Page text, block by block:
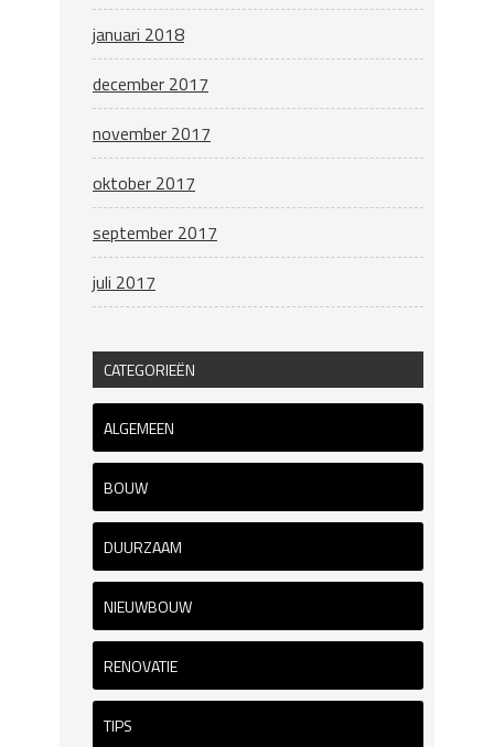
januari 2018
december 2017
november 2017
oktober 2017
september 2017
juli 2017
CATEGORIEËN
ALGEMEEN
BOUW
DUURZAAM
NIEUWBOUW
RENOVATIE
TIPS